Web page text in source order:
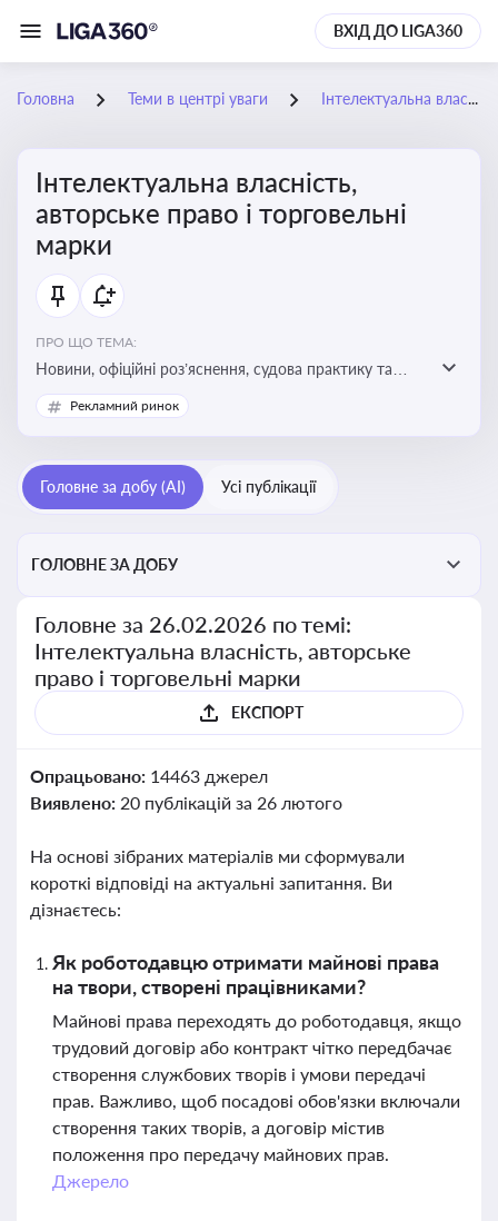
ВХІД ДО LIGA360
Головна Теми в центрі уваги Інтелектуальна власність, авторське право і торговельні марки
Інтелектуальна власність,
авторське право і торговельні
марки
ПРО ЩО ТЕМА:
Новини, офіційні роз’яснення, судова практику та
експертні матеріали, що стосуються авторського
права, реєстрації та захисту торговельних марок,
власності, а також змін у законодавстві у цій сфері
Рекламний ринок
Головне за добу (AI) Усі публікації
ГОЛОВНЕ ЗА ДОБУ
Головне за 26.02.2026 по темі:
Інтелектуальна власність, авторське
право і торговельні марки
ЕКСПОРТ
Опрацьовано: 14463 джерел
Виявлено: 20 публікацій за 26 лютого
На основі зібраних матеріалів ми сформували
короткі відповіді на актуальні запитання. Ви
дізнаєтесь:
Як роботодавцю отримати майнові права
на твори, створені працівниками?
Майнові права переходять до роботодавця, якщо
трудовий договір або контракт чітко передбачає
створення службових творів і умови передачі
прав. Важливо, щоб посадові обов'язки включали
створення таких творів, а договір містив
положення про передачу майнових прав.
Джерело